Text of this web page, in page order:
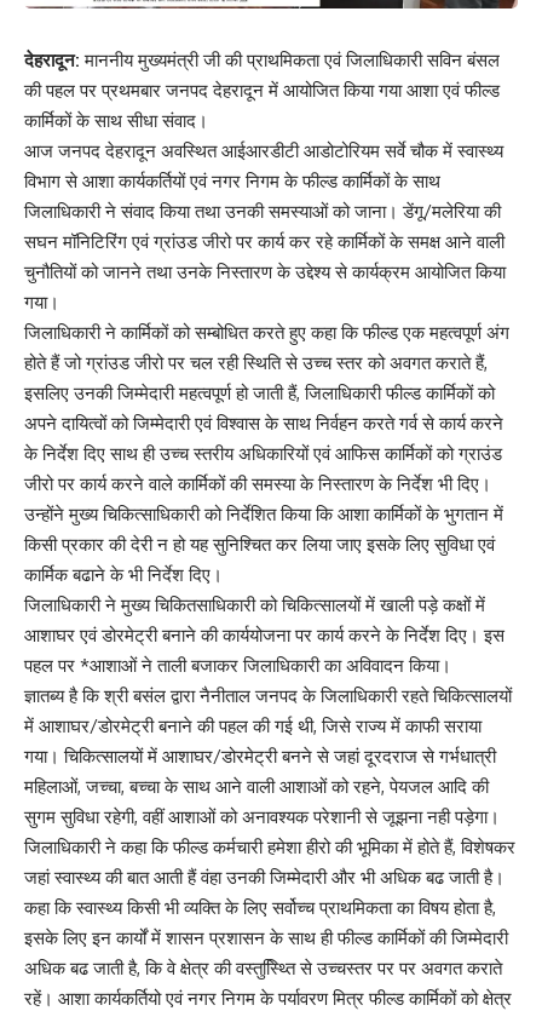
देहरादून: माननीय मुख्यमंत्री जी की प्राथमिकता एवं जिलाधिकारी सविन बंसल
की पहल पर प्रथमबार जनपद देहरादून में आयोजित किया गया आशा एवं फील्ड
कार्मिकों के साथ सीधा संवाद।
आज जनपद देहरादून अवस्थित आईआरडीटी आडोटोरियम सर्वे चौक में स्वास्थ्य
विभाग से आशा कार्यकर्तियों एवं नगर निगम के फील्ड कार्मिकों के साथ
जिलाधिकारी ने संवाद किया तथा उनकी समस्याओं को जाना। डेंगू/मलेरिया की
सघन मॉनिटिरिंग एवं ग्रांउड जीरो पर कार्य कर रहे कार्मिकों के समक्ष आने वाली
चुनौतियों को जानने तथा उनके निस्तारण के उद्देश्य से कार्यक्रम आयोजित किया
गया।
जिलाधिकारी ने कार्मिकों को सम्बोधित करते हुए कहा कि फील्ड एक महत्वपूर्ण अंग
होते हैं जो ग्रांउड जीरो पर चल रही स्थिति से उच्च स्तर को अवगत कराते हैं,
इसलिए उनकी जिम्मेदारी महत्वपूर्ण हो जाती हैं, जिलाधिकारी फील्ड कार्मिकों को
अपने दायित्वों को जिम्मेदारी एवं विश्वास के साथ निर्वहन करते गर्व से कार्य करने
के निर्देश दिए साथ ही उच्च स्तरीय अधिकारियों एवं आफिस कार्मिकों को ग्राउंड
जीरो पर कार्य करने वाले कार्मिकों की समस्या के निस्तारण के निर्देश भी दिए।
उन्होंने मुख्य चिकित्साधिकारी को निर्देशित किया कि आशा कार्मिकों के भुगतान में
किसी प्रकार की देरी न हो यह सुनिश्चित कर लिया जाए इसके लिए सुविधा एवं
कार्मिक बढाने के भी निर्देश दिए।
जिलाधिकारी ने मुख्य चिकितसाधिकारी को चिकित्सालयों में खाली पड़े कक्षों में
आशाघर एवं डोरमेट्री बनाने की कार्ययोजना पर कार्य करने के निर्देश दिए। इस
पहल पर *आशाओं ने ताली बजाकर जिलाधिकारी का अविवादन किया।
ज्ञातब्य है कि श्री बसंल द्वारा नैनीताल जनपद के जिलाधिकारी रहते चिकित्सालयों
में आशाघर/डोरमेट्री बनाने की पहल की गई थी, जिसे राज्य में काफी सराया
गया। चिकित्सालयों में आशाघर/डोरमेट्री बनने से जहां दूरदराज से गर्भधात्री
महिलाओं, जच्चा, बच्चा के साथ आने वाली आशाओं को रहने, पेयजल आदि की
सुगम सुविधा रहेगी, वहीं आशाओं को अनावश्यक परेशानी से जूझना नही पड़ेगा।
जिलाधिकारी ने कहा कि फील्ड कर्मचारी हमेशा हीरो की भूमिका में होते हैं, विशेषकर
जहां स्वास्थ्य की बात आती हैं वंहा उनकी जिम्मेदारी और भी अधिक बढ जाती है।
कहा कि स्वास्थ्य किसी भी व्यक्ति के लिए सर्वोच्च प्राथमिकता का विषय होता है,
इसके लिए इन कार्यों में शासन प्रशासन के साथ ही फील्ड कार्मिकों की जिम्मेदारी
अधिक बढ जाती है, कि वे क्षेत्र की वस्तुस्थ्तिि से उच्चस्तर पर पर अवगत कराते
रहें। आशा कार्यकर्तियो एवं नगर निगम के पर्यावरण मित्र फील्ड कार्मिकों को क्षेत्र